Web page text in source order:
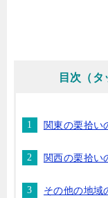
目次（タ
関東の栗拾い
関西の栗拾い
その他の地域